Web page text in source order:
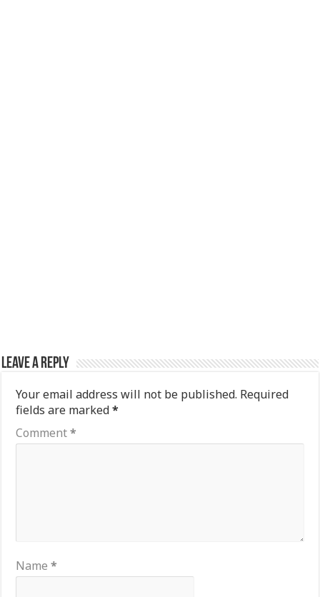
Leave a Reply
Your email address will not be published. Required
fields are marked*
Comment*
Name*